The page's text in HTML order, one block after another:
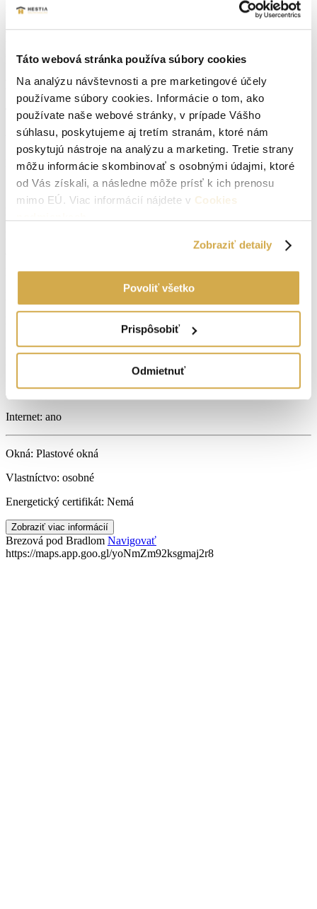
Táto webová stránka používa súbory cookies
Na analýzu návštevnosti a pre marketingové účely
používame súbory cookies. Informácie o tom, ako
používate naše webové stránky, v prípade Vášho
súhlasu, poskytujeme aj tretím stranám, ktoré nám
poskytujú nástroje na analýzu a marketing. Tretie strany
môžu informácie skombinovať s osobnými údajmi, ktoré
od Vás získali, a následne môže prísť k ich prenosu
mimo EÚ. Viac informácií nájdete v Cookies
Zobraziť detaily
Povoliť všetko
Prispôsobiť
Odmietnuť
pravidelný príjem bez potreby hľadať nových nájomcov. Pre viac
informácií alebo dohodnutie obhliadky nás neváhajte kontaktovať.
0948-514-960, l.pestova@hestiareal.sk . Tento byt spája komfortné
príjemnom prostredí Brezovej pod Bradlom.
Parametre nehnuteľnosti
Typ:Predaj
Úžitková plocha:65 m2
Druh:3 izbový byt
Stav: čiastočná rekonštrukcia
Lokalita:Brezová pod Bradlom
Počet kúpeľní:1
Podpivničený:Áno
Internet: ano
Okná: Plastové okná
Vlastníctvo: osobné
Energetický certifikát: Nemá
Zobraziť viac informácií
Brezová pod Bradlom Navigovať
https://maps.app.goo.gl/yoNmZm92ksgmaj2r8